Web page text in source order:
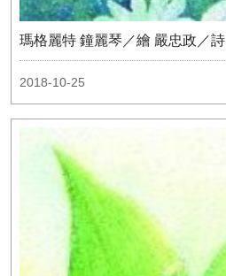
瑪格麗特 鐘麗琴／繪 嚴忠政／詩
2018-10-25